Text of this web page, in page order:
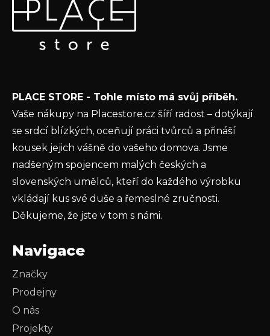
Vložte svůj e-mail a my vám budeme zasílat informace o
nových produktech na našem e-shopu.
ochrany osobních údajů
PŘIHLÁSIT SE
PLACE STORE - Tohle místo má svůj příběh.
Vaše nákupy na Placestore.cz šíří radost – dotýkají
se srdcí blízkých, oceňují práci tvůrců a přináší
kousek jejich vášně do vašeho domova. Jsme
nadšeným spojencem malých českých a
slovenských umělců, kteří do každého výrobku
vkládají kus své duše a řemeslné zručnosti.
Děkujeme, že jste v tom s námi.
Navigace
Značky
Prodejny
O nás
Projekty